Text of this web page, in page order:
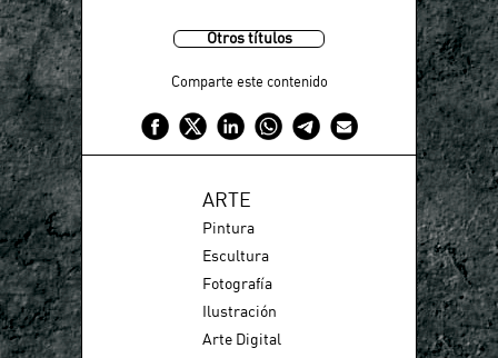
Otros títulos
Comparte este contenido
ARTE
Pintura
Escultura
Fotografía
Ilustración
Arte Digital